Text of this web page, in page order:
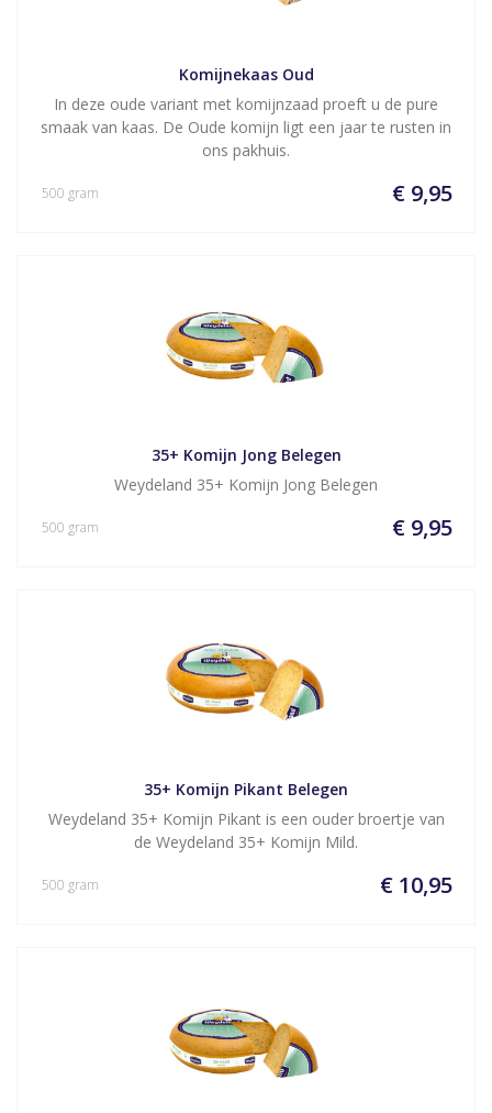
Komijnekaas Oud
In deze oude variant met komijnzaad proeft u de pure
smaak van kaas. De Oude komijn ligt een jaar te rusten in
ons pakhuis.
€ 9,95
500 gram
35+ Komijn Jong Belegen
Weydeland 35+ Komijn Jong Belegen
€ 9,95
500 gram
35+ Komijn Pikant Belegen
Weydeland 35+ Komijn Pikant is een ouder broertje van
de Weydeland 35+ Komijn Mild.
€ 10,95
500 gram